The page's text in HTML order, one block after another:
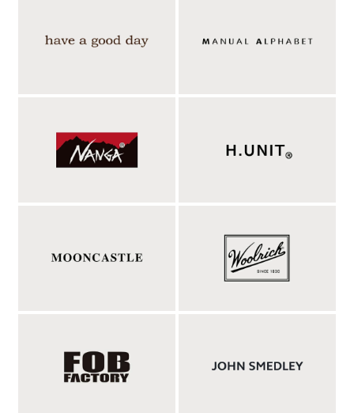
しっかりとした厚みとコシを備えた9号帆布を、天然植物由来の
タンニンで染め上げた、ESPERANTOのミニマルな2WAYショル
めます。丈夫な9号帆布ならではのタフさと、時間を重ねるほど
愛着が深まる素材感は、長く付き合いたくなるバッグだからこそ
味わえる醍醐味。ショルダーバッグとして肩掛けや斜め掛けはも
小物の整理に便利なポケットを1つ備え、さらに鍵やパスケース
などを取り付けられるレザーループも配置。シンプルでも必要な
機能を無駄なく備えています。裏地をあえて付けないシンプルな